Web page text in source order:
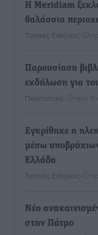
Η Meridiam
θαλάσσια
Τοπικές Ειδήσεις
Παρουσίαση
εκδήλωση για
Πολιτιστικά πριν 11
Εγκρίθηκε η
μέσω
Ελλάδα
Τοπικές Ειδήσεις
Νέο
στην Πάτμο